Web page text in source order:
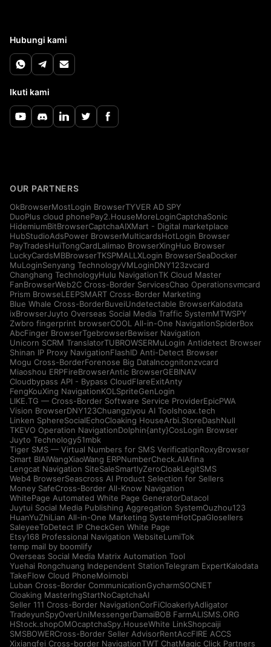
Hubungi kami
Ikuti kami
OUR PARTNERS
OkBrowserMostLogin BrowserTYVER AD SPY
DuoPlus cloud phonePay2.HouseMoreLoginCaptchaSonic
HidemiumBitBrowserCaptchaAIXMart - Digital marketplace
HubStudioAdsPower BrowserMulticardsHotLogin Browser
PayTradesHuiTongCardLalimao BrowserXingHuo Browser
LuckyCardsMBBrowserTKSPMALL XLogin BrowserSeaDocker
MuLoginSenyang TechnologyVMLoginDNY123zvcard
Changhang TechnologyHulu NavigationTK Cloud Master
FanBrowserWeb2C Cross-Border ServicesChao Operationsvmcard
Prism BrowseLEEPSMART Cross-Border Marketing
Blue Whale Cross-BorderBuveiUndetectable BrowserKalodata
ixBrowserJuyto Overseas Social Media Traffic SystemMTWSPY
Zwbro fingerprint browserCOOL All-in-One NavigationSpiderBox
AbcFinger BrowserTgebrowserBewiser Navigation
Unicorn SCRM TranslatorTUBROWSERMuLogin Antidetect Browser
Shinan IP Proxy NavigationFlashID Anti-Detect Browser
Mogu Cross-BorderForenose Big DataIncognitonzvcard
Miaoshou ERPFireBrowserAntic BrowserGEBINAV
Cloudbypass API - Bypass CloudFlareExitAnty
FengKouXing NavigationKOLSpriteGenLogin
LIKE.TG — Cross-Border Software Service ProviderEpicPWA
Vision BrowserDNY123Chuangziyou AI Toolshoax.tech
Linken SphereSocialEchoCloaking HouseArbi.StoreDashNull
TKEVO Operation NavigationDolphin{anty}CosLogin Browser
Juyto Technology51mbk
Tiger SMS — Virtual Numbers for SMS VerificationRoxyBrowser
Smart BIAIWangXiaoWang ERPNumberCheck.AIAfina
Lengcat Navigation SiteSaleSmartlyZeroCloakLegitSMS
Web4 BrowserSeascross AI Product Selection for Sellers
Money SafeCross-Border All-Know Navigation
WhitePage Automated White Page GeneratorDatacol
Juytui Social Media Publishing Aggregation SystemOuzhou123
HuanYuZhiLian All-in-One Marketing SystemHotCpaGlosellers
SaleyeeToDetect IP CheckGen White Page
Etsy168 Professional Navigation WebsiteLumiTok
temp mail by boomlify
Overseas Social Media Matrix Automation Tool
Yuehai Rongchuang Independent StationTelegram ExpertKalodata
TakeFlow Cloud PhoneMoimobi
Luban Cross-Border CommunicationGycharmSOCNET
Cloaking MasterIngStartNoCaptchaAI
Seller 111 Cross-Border NavigationCorFiCloakerlyAdligator
TradeyunSpyOverUniMessengerDamaiBOB FarmALISMS.ORG
HStock.shopOMOcaptchaSpy.HouseWhite LinkShopcaiji
SMSBOWERCross-Border Seller AdvisorRentAccFIRE ACCS
Xixiangfei Cross-border NavigationTWT ChatMagic Click Partners